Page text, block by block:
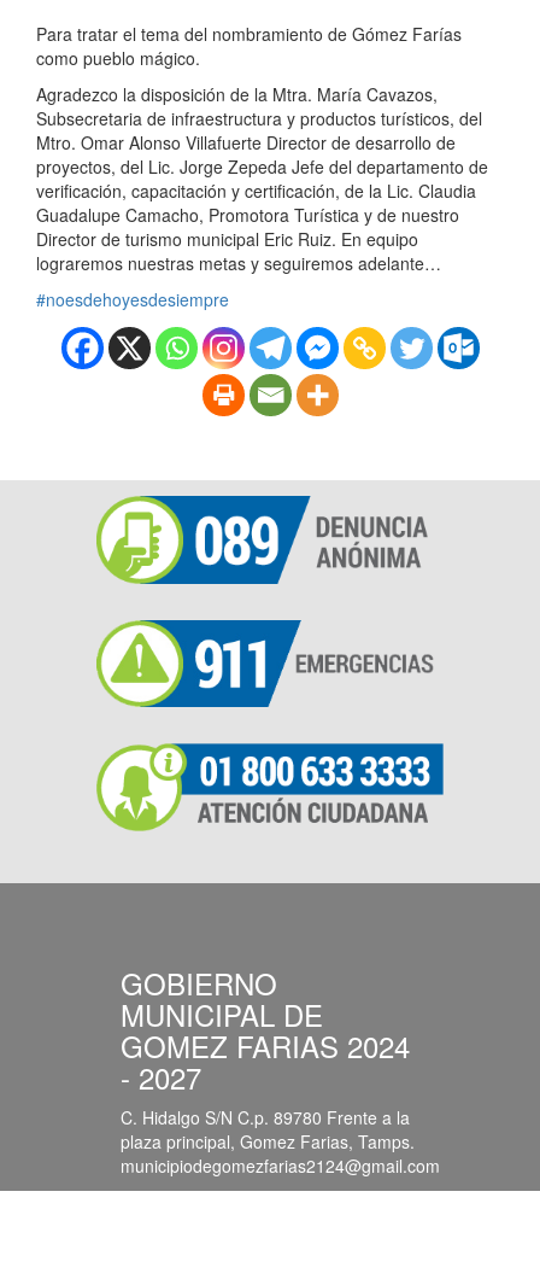
Para tratar el tema del nombramiento de Gómez Farías
como pueblo mágico.
Agradezco la disposición de la Mtra. María Cavazos,
Subsecretaria de infraestructura y productos turísticos, del
Mtro. Omar Alonso Villafuerte Director de desarrollo de
proyectos, del Lic. Jorge Zepeda Jefe del departamento de
verificación, capacitación y certificación, de la Lic. Claudia
Guadalupe Camacho, Promotora Turística y de nuestro
Director de turismo municipal Eric Ruiz. En equipo
lograremos nuestras metas y seguiremos adelante…
#noesdehoyesdesiempre
GOBIERNO
MUNICIPAL DE
GOMEZ FARIAS 2024
- 2027
C. Hidalgo S/N C.p. 89780 Frente a la
plaza principal, Gomez Farias, Tamps.
municipiodegomezfarias2124@gmail.com